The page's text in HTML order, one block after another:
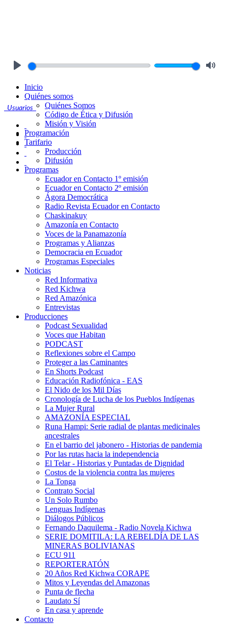
Usuarios
Inicio
Quiénes somos
Quiénes Somos
Código de Ética y Difusión
Misión y Visión
Programación
Tarifario
Producción
Difusión
Programas
Ecuador en Contacto 1º emisión
Ecuador en Contacto 2º emisión
Ágora Democrática
Radio Revista Ecuador en Contacto
Chaskinakuy
Amazonía en Contacto
Voces de la Panamazonía
Programas y Alianzas
Democracia en Ecuador
Programas Especiales
Noticias
Red Informativa
Red Kichwa
Red Amazónica
Entrevistas
Producciones
Podcast Sexualidad
Voces que Habitan
PODCAST
Reflexiones sobre el Campo
Proteger a las Caminantes
En Shorts Podcast
Educación Radiofónica - EAS
El Nido de los Mil Días
Cronología de Lucha de los Pueblos Indígenas
La Mujer Rural
AMAZONÍA ESPECIAL
Runa Hampi: Serie radial de plantas medicinales
ancestrales
En el barrio del jabonero - Historias de pandemia
Por las rutas hacia la independencia
El Telar - Historias y Puntadas de Dignidad
Costos de la violencia contra las mujeres
La Tonga
Contrato Social
Un Solo Rumbo
Lenguas Indígenas
Diálogos Públicos
Fernando Daquilema - Radio Novela Kichwa
SERIE DOMITILA: LA REBELDÍA DE LAS
MINERAS BOLIVIANAS
ECU 911
REPORTERATÓN
20 Años Red Kichwa CORAPE
Mitos y Leyendas del Amazonas
Punta de flecha
Laudato Sí
En casa y aprende
Contacto